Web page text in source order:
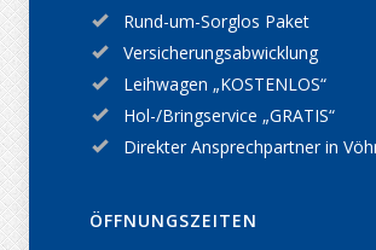
Rund-um-Sorglos Paket
Versicherungsabwicklung
Leihwagen „KOSTENLOS“
Hol-/Bringservice „GRATIS“
Direkter Ansprechpartner in
ÖFFNUNGSZEITEN